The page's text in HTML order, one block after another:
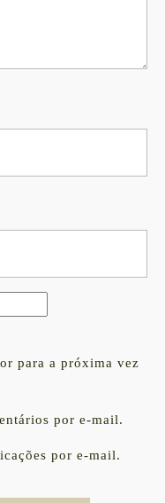
para a próxima vez
por e-mail.
por e-mail.